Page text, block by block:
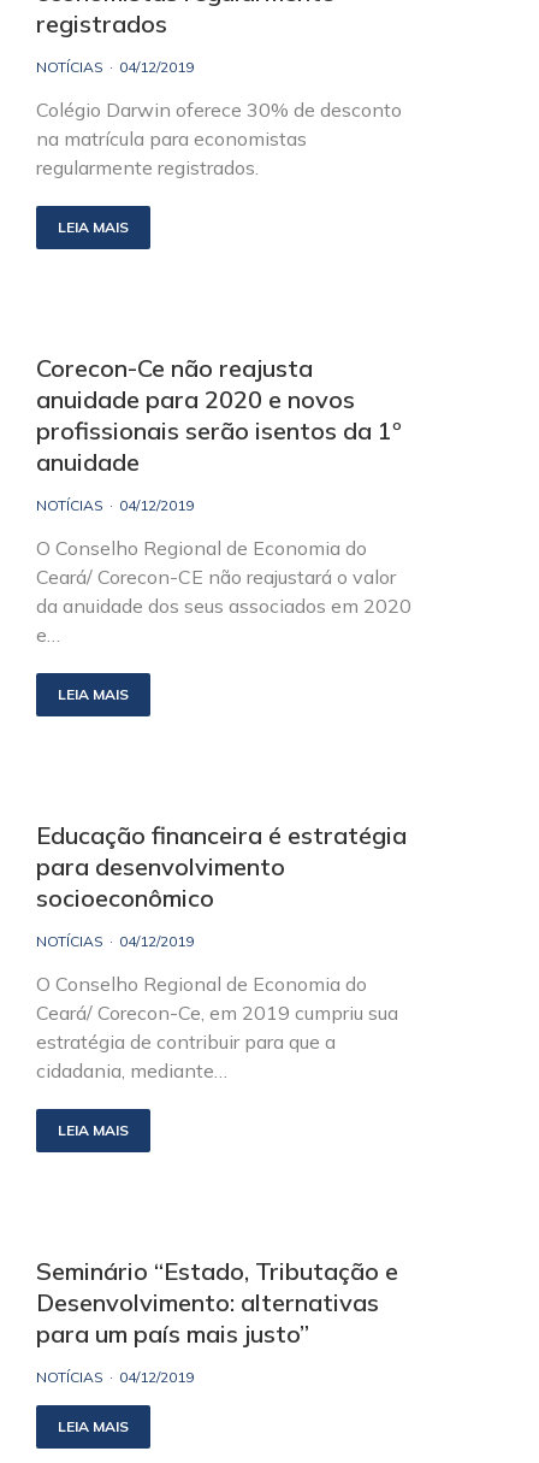
registrados
NOTÍCIAS 04/12/2019
Colégio Darwin oferece 30% de desconto
na matrícula para economistas
regularmente registrados.
LEIA MAIS
Corecon-Ce não reajusta
anuidade para 2020 e novos
profissionais serão isentos da 1º
anuidade
NOTÍCIAS 04/12/2019
O Conselho Regional de Economia do
Ceará/ Corecon-CE não reajustará o valor
da anuidade dos seus associados em 2020
e…
LEIA MAIS
Educação financeira é estratégia
para desenvolvimento
socioeconômico
NOTÍCIAS 04/12/2019
O Conselho Regional de Economia do
Ceará/ Corecon-Ce, em 2019 cumpriu sua
estratégia de contribuir para que a
cidadania, mediante…
LEIA MAIS
Seminário “Estado, Tributação e
Desenvolvimento: alternativas
para um país mais justo”
NOTÍCIAS 04/12/2019
LEIA MAIS